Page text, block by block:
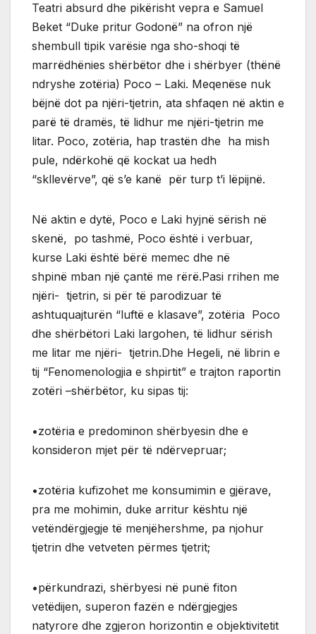
Teatri absurd dhe pikërisht vepra e Samuel
Beket “Duke pritur Godonë” na ofron një
shembull tipik varësie nga sho-shoqi të
marrëdhënies shërbëtor dhe i shërbyer (thënë
ndryshe zotëria) Poco – Laki. Meqenëse nuk
bëjnë dot pa njëri-tjetrin, ata shfaqen në aktin e
parë të dramës, të lidhur me njëri-tjetrin me
litar. Poco, zotëria, hap trastën dhe ha mish
pule, ndërkohë që kockat ua hedh
“skllevërve”, që s’e kanë për turp t’i lëpijnë.
Në aktin e dytë, Poco e Laki hyjnë sërish në
skenë, po tashmë, Poco është i verbuar,
kurse Laki është bërë memec dhe në
shpinë mban një çantë me rërë.Pasi rrihen me
njëri- tjetrin, si për të parodizuar të
ashtuquajturën “luftë e klasave”, zotëria Poco
dhe shërbëtori Laki largohen, të lidhur sërish
me litar me njëri- tjetrin.Dhe Hegeli, në librin e
tij “Fenomenologjia e shpirtit” e trajton raportin
zotëri –shërbëtor, ku sipas tij:
•zotëria e predominon shërbyesin dhe e
konsideron mjet për të ndërvepruar;
•zotëria kufizohet me konsumimin e gjërave,
pra me mohimin, duke arritur kështu një
vetëndërgjegje të menjëhershme, pa njohur
tjetrin dhe vetveten përmes tjetrit;
•përkundrazi, shërbyesi në punë fiton
vetëdijen, superon fazën e ndërgjegjes
natyrore dhe zgjeron horizontin e objektivitetit